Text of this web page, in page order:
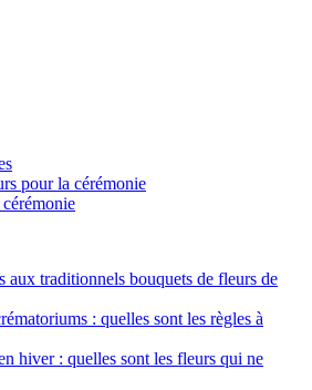
pour la cérémonie
aux traditionnels bouquets de fleurs de
: quelles sont les règles à
hiver : quelles sont les fleurs qui ne